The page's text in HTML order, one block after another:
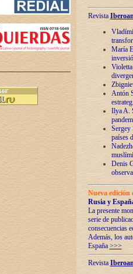
Revista
María
Antón
Ilya A.
Sergey
países
Denis
Nueva
Rusia y
La presente
serie de
consecuencias
Además, los
España >>>
Revista